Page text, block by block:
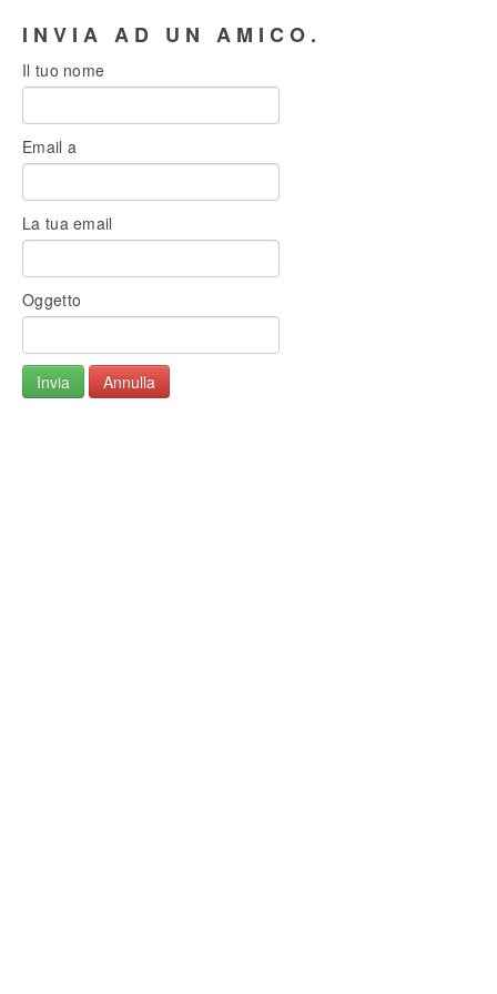
INVIA AD UN AMICO.
Il tuo nome
Email a
La tua email
Oggetto
Invia Annulla